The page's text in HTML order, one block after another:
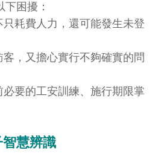
困擾：
耗費人力，還可能發生未登
，又擔心實行不夠確實的問
要的工安訓練、施行期限掌
慧辨識